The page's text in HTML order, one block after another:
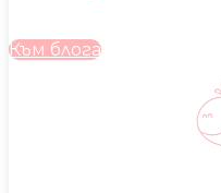
Към блога